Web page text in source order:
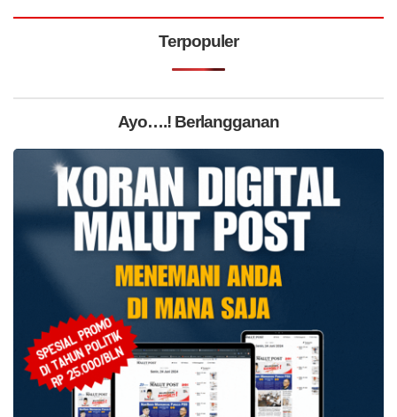
Terpopuler
Ayo….! Berlangganan